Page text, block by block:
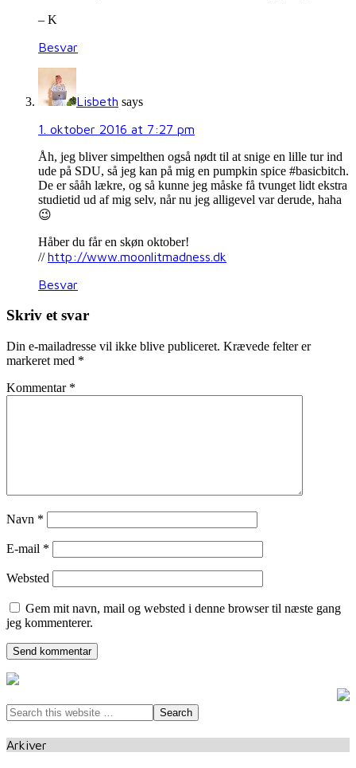
– K
Besvar
Lisbeth says
1. oktober 2016 at 7:27 pm
Åh, jeg bliver simpelthen også nødt til at snige en lille tur ind
ude på SDU, så jeg kan på mig en pumpkin spice #basicbitch.
De er sååh lækre, og så kunne jeg måske få tvunget lidt ekstra
studietid ud af mig selv, når nu jeg alligevel var derude, haha
😉
Håber du får en skøn oktober!
//http://www.moonlitmadness.dk
Besvar
Skriv et svar
Din e-mailadresse vil ikke blive publiceret. Krævede felter er
markeret med *
Kommentar *
Navn *
E-mail *
Websted
Gem mit navn, mail og websted i denne browser til næste gang
jeg kommenterer.
Arkiver